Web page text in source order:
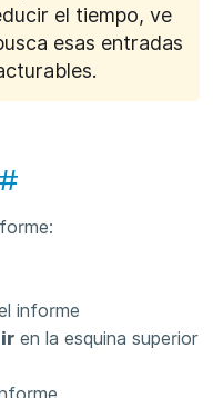
el tiempo, ve
esas entradas
#
informe
en la esquina superior